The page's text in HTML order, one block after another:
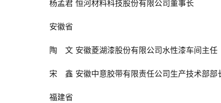
杨孟君 恒河材料科技股份有限公司董事长
安徽省
陶　文 安徽菱湖漆股份有限公司水性漆车间主任
宋　鑫 安徽中意胶带有限责任公司生产技术部部
福建省